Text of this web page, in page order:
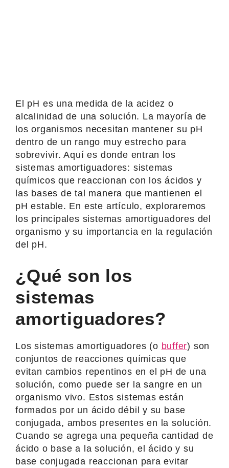
El pH es una medida de la acidez o
alcalinidad de una solución. La mayoría de
los organismos necesitan mantener su pH
dentro de un rango muy estrecho para
sobrevivir. Aquí es donde entran los
sistemas amortiguadores: sistemas
químicos que reaccionan con los ácidos y
las bases de tal manera que mantienen el
pH estable. En este artículo, exploraremos
los principales sistemas amortiguadores del
organismo y su importancia en la regulación
del pH.
¿Qué son los
sistemas
amortiguadores?
Los sistemas amortiguadores (o buffer) son
conjuntos de reacciones químicas que
evitan cambios repentinos en el pH de una
solución, como puede ser la sangre en un
organismo vivo. Estos sistemas están
formados por un ácido débil y su base
conjugada, ambos presentes en la solución.
Cuando se agrega una pequeña cantidad de
ácido o base a la solución, el ácido y su
base conjugada reaccionan para evitar